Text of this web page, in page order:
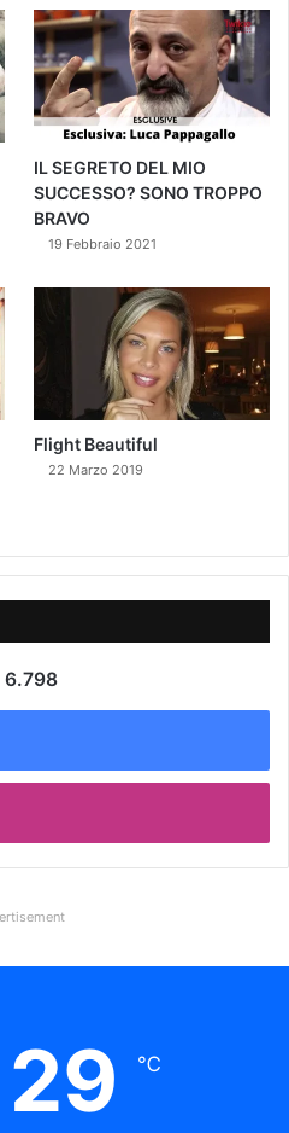
IL SEGRETO DEL MIO
SUCCESSO? SONO TROPPO
BRAVO
19 Febbraio 2021
Flight Beautiful
22 Marzo 2019
6.798
29 ℃